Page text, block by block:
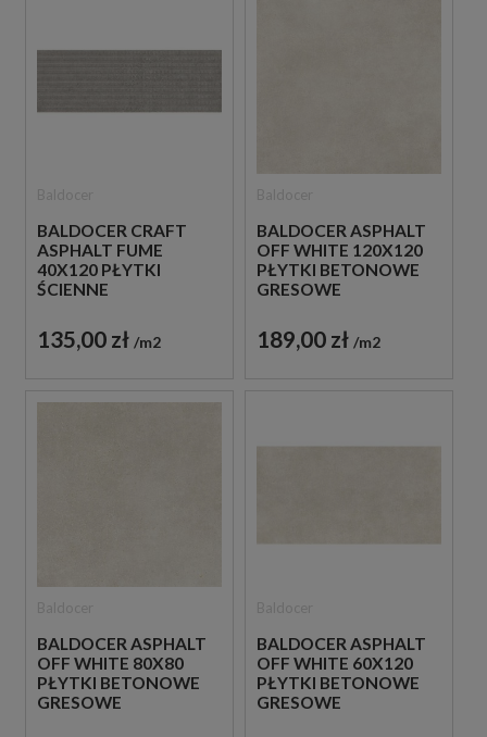
BALDOCER CRAFT
ASPHALT FUME
40X120 PŁYTKI
ŚCIENNE
135,00 zł m2
BALDOCER ASPHALT
OFF WHITE 120X120
PŁYTKI BETONOWE
GRESOWE
189,00 zł m2
BALDOCER ASPHALT
OFF WHITE 80X80
PŁYTKI BETONOWE
GRESOWE
BALDOCER ASPHALT
OFF WHITE 60X120
PŁYTKI BETONOWE
GRESOWE